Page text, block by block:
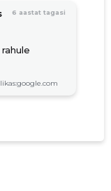
6 aastat tagasi